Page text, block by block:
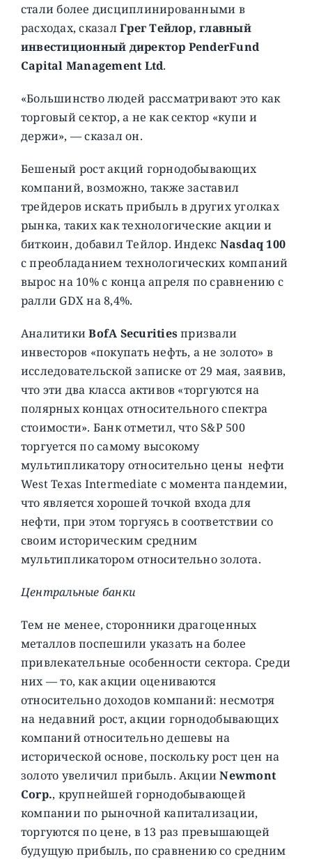
стали более дисциплинированными в
расходах, сказалГрег Тейлор, главный
инвестиционный директор PenderFund
Capital Management Ltd.
«Большинство людей рассматривают это как
торговый сектор, а не как сектор «купи и
держи», — сказал он.
Бешеный рост акций горнодобывающих
компаний, возможно, также заставил
трейдеров искать прибыль в других уголках
рынка, таких как технологические акции и
биткоин, добавил Тейлор. Индекс Nasdaq 100
с преобладанием технологических компаний
вырос на 10% с конца апреля по сравнению с
ралли GDX на 8,4%.
АналитикиBofA Securitiesпризвали
инвесторов «покупать нефть, а не золото» в
исследовательской записке от 29 мая, заявив,
что эти два класса активов «торгуются на
полярных концах относительного спектра
стоимости». Банк отметил, что S&P 500
торгуется по самому высокому
мультипликатору относительно цены нефти
West Texas Intermediate с момента пандемии,
что является хорошей точкой входа для
нефти, при этом торгуясь в соответствии со
своим историческим средним
мультипликатором относительно золота.
Центральные банки
Тем не менее, сторонники драгоценных
металлов поспешили указать на более
привлекательные особенности сектора. Среди
них — то, как акции оцениваются
относительно доходов компаний: несмотря
на недавний рост, акции горнодобывающих
компаний относительно дешевы на
исторической основе, поскольку рост цен на
золото увеличил прибыль. АкцииNewmont
Corp., крупнейшей горнодобывающей
компании по рыночной капитализации,
торгуются по цене, в 13 раз превышающей
будущую прибыль, по сравнению со средним